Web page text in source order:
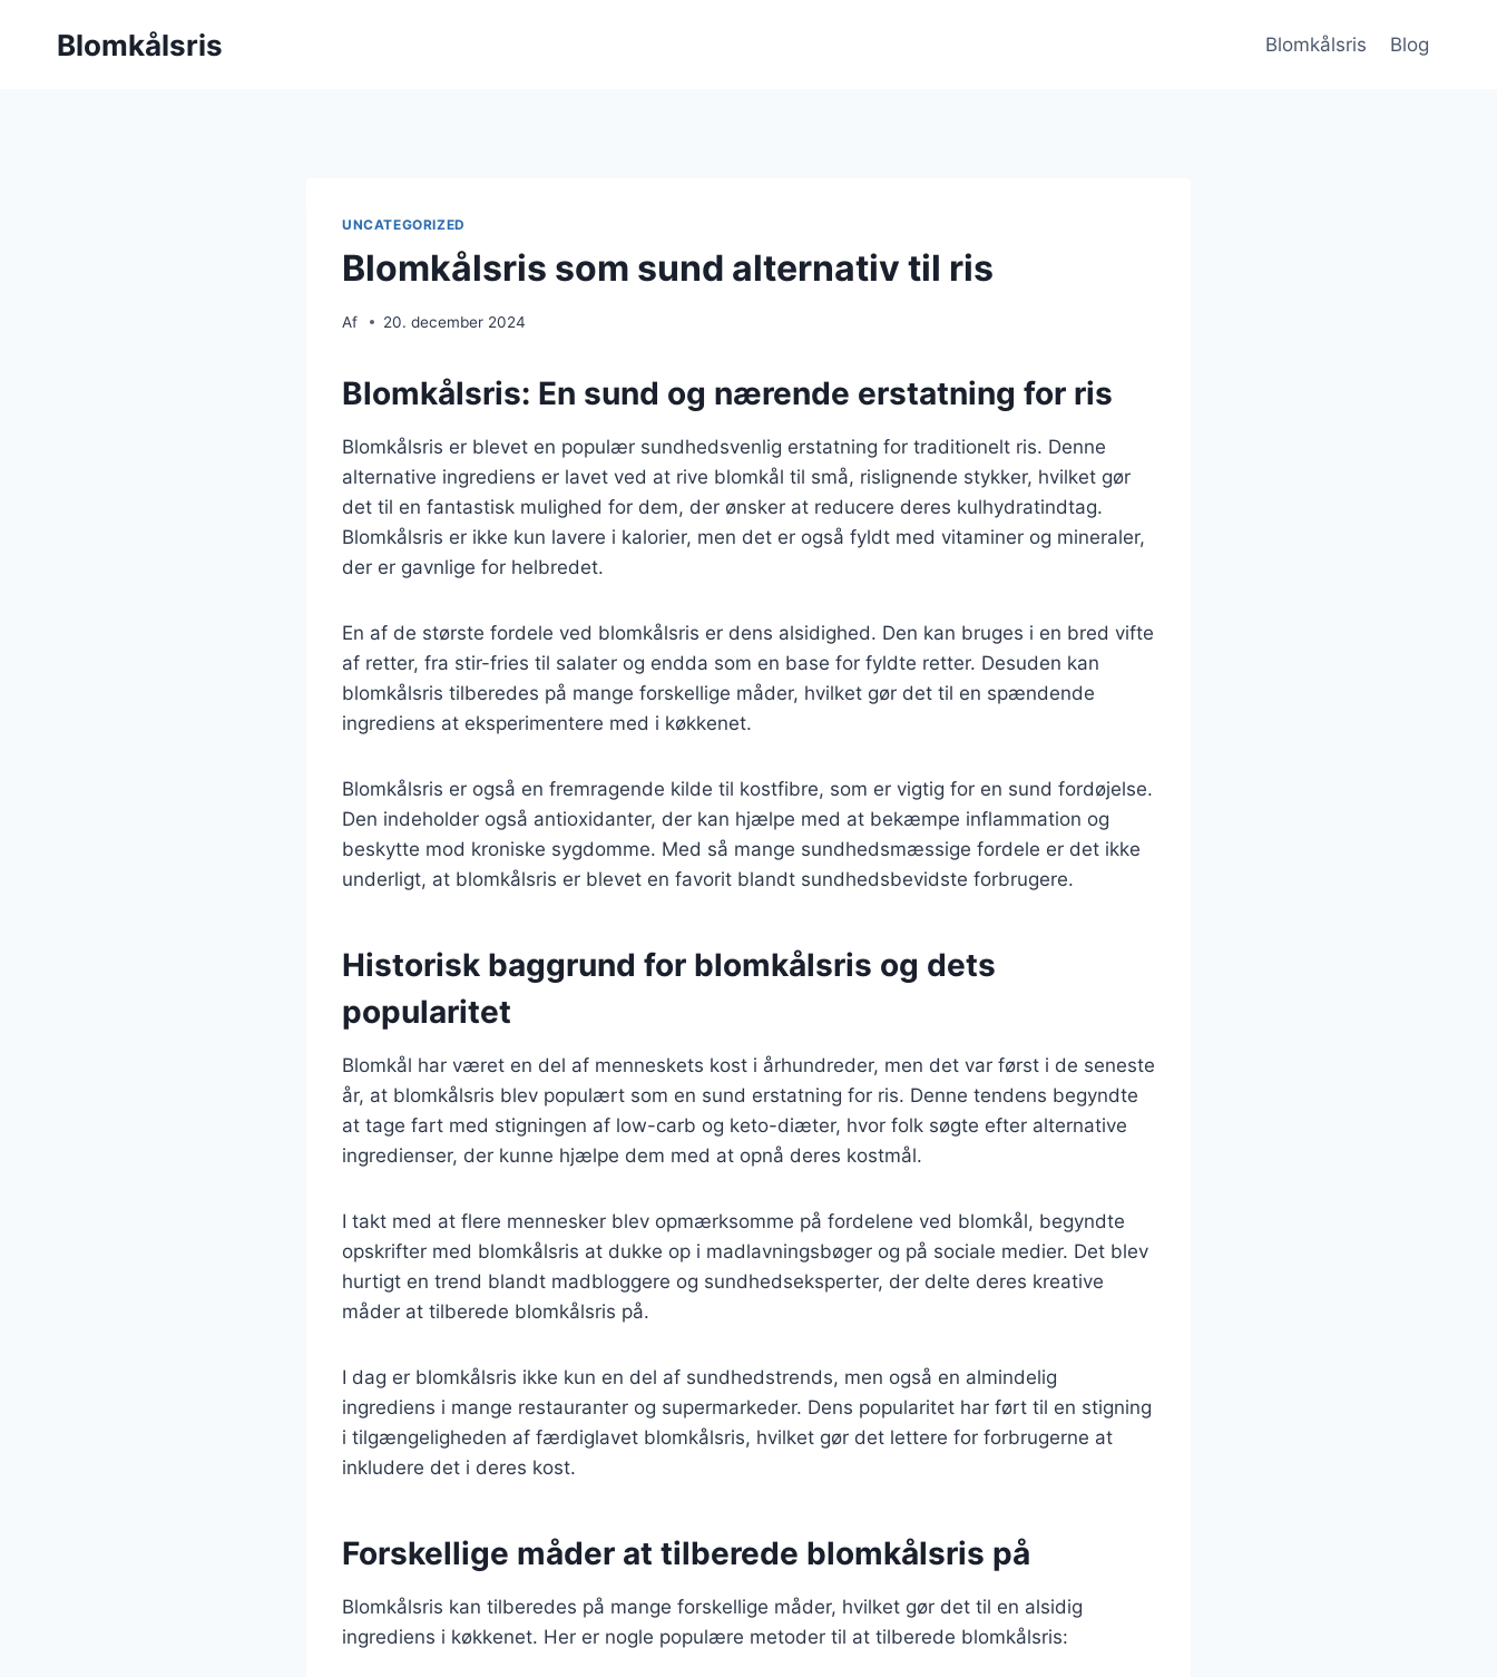
Blomkålsris Blomkålsris Blog
UNCATEGORIZED
Blomkålsris som sund alternativ til ris
Af 20. december 2024
Blomkålsris: En sund og nærende erstatning for ris
Blomkålsris er blevet en populær sundhedsvenlig erstatning for traditionelt ris. Denne
alternative ingrediens er lavet ved at rive blomkål til små, rislignende stykker, hvilket gør
det til en fantastisk mulighed for dem, der ønsker at reducere deres kulhydratindtag.
Blomkålsris er ikke kun lavere i kalorier, men det er også fyldt med vitaminer og mineraler,
der er gavnlige for helbredet.
En af de største fordele ved blomkålsris er dens alsidighed. Den kan bruges i en bred vifte
af retter, fra stir-fries til salater og endda som en base for fyldte retter. Desuden kan
blomkålsris tilberedes på mange forskellige måder, hvilket gør det til en spændende
ingrediens at eksperimentere med i køkkenet.
Blomkålsris er også en fremragende kilde til kostfibre, som er vigtig for en sund fordøjelse.
Den indeholder også antioxidanter, der kan hjælpe med at bekæmpe inflammation og
beskytte mod kroniske sygdomme. Med så mange sundhedsmæssige fordele er det ikke
underligt, at blomkålsris er blevet en favorit blandt sundhedsbevidste forbrugere.
Historisk baggrund for blomkålsris og dets
popularitet
Blomkål har været en del af menneskets kost i århundreder, men det var først i de seneste
år, at blomkålsris blev populært som en sund erstatning for ris. Denne tendens begyndte
at tage fart med stigningen af low-carb og keto-diæter, hvor folk søgte efter alternative
ingredienser, der kunne hjælpe dem med at opnå deres kostmål.
I takt med at flere mennesker blev opmærksomme på fordelene ved blomkål, begyndte
opskrifter med blomkålsris at dukke op i madlavningsbøger og på sociale medier. Det blev
hurtigt en trend blandt madbloggere og sundhedseksperter, der delte deres kreative
måder at tilberede blomkålsris på.
I dag er blomkålsris ikke kun en del af sundhedstrends, men også en almindelig
ingrediens i mange restauranter og supermarkeder. Dens popularitet har ført til en stigning
i tilgængeligheden af færdiglavet blomkålsris, hvilket gør det lettere for forbrugerne at
inkludere det i deres kost.
Forskellige måder at tilberede blomkålsris på
Blomkålsris kan tilberedes på mange forskellige måder, hvilket gør det til en alsidig
ingrediens i køkkenet. Her er nogle populære metoder til at tilberede blomkålsris: